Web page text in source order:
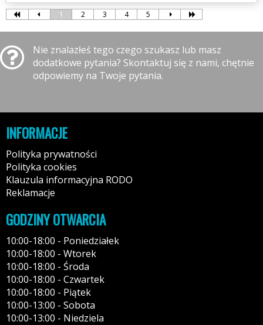
1 2 3 4 5
Nie znalazłeś tego czego szukasz lub masz
dodatkowe pytania? Skontaktuj się z nami, chętnie
odpowiemy na Twoje pytania.
INFORMACJE
Polityka prywatności
Polityka cookies
Klauzula informacyjna RODO
Reklamacje
GODZINY OTWARCIA
10:00-18:00 - Poniedziałek
10:00-18:00 - Wtorek
10:00-18:00 - Środa
10:00-18:00 - Czwartek
10:00-18:00 - Piątek
10:00-13:00 - Sobota
10:00-13:00 - Niedziela